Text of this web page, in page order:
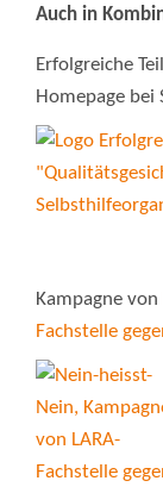
Auch in
Erfolgreiche
Homepage
Kampagne von
Fachstelle